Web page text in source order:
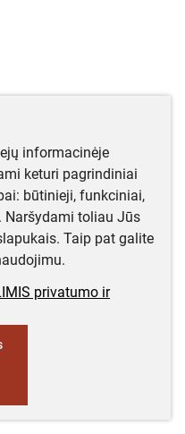
informacinėje
keturi pagrindiniai
būtinieji, funkciniai,
toliau Jūs
Taip pat galite
privatumo ir